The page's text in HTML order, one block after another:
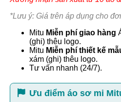
*Lưu ý: Giá trên áp dụng cho
Mitu Miễn phí giao hàng
(ghi) thêu logo.
Mitu Miễn phí thiết kế
xám (ghi) thêu logo.
Tư vấn nhanh (24/7).
Ưu điểm áo sơ mi